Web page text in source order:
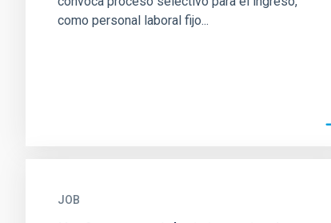
como personal laboral fijo...
JOB